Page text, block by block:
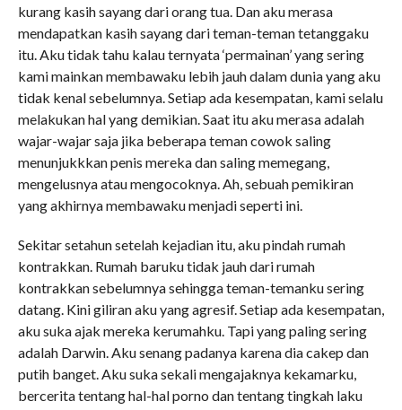
kurang kasih sayang dari orang tua. Dan aku merasa
mendapatkan kasih sayang dari teman-teman tetanggaku
itu. Aku tidak tahu kalau ternyata ‘permainan’ yang sering
kami mainkan membawaku lebih jauh dalam dunia yang aku
tidak kenal sebelumnya. Setiap ada kesempatan, kami selalu
melakukan hal yang demikian. Saat itu aku merasa adalah
wajar-wajar saja jika beberapa teman cowok saling
menunjukkkan penis mereka dan saling memegang,
mengelusnya atau mengocoknya. Ah, sebuah pemikiran
yang akhirnya membawaku menjadi seperti ini.
Sekitar setahun setelah kejadian itu, aku pindah rumah
kontrakkan. Rumah baruku tidak jauh dari rumah
kontrakkan sebelumnya sehingga teman-temanku sering
datang. Kini giliran aku yang agresif. Setiap ada kesempatan,
aku suka ajak mereka kerumahku. Tapi yang paling sering
adalah Darwin. Aku senang padanya karena dia cakep dan
putih banget. Aku suka sekali mengajaknya kekamarku,
bercerita tentang hal-hal porno dan tentang tingkah laku